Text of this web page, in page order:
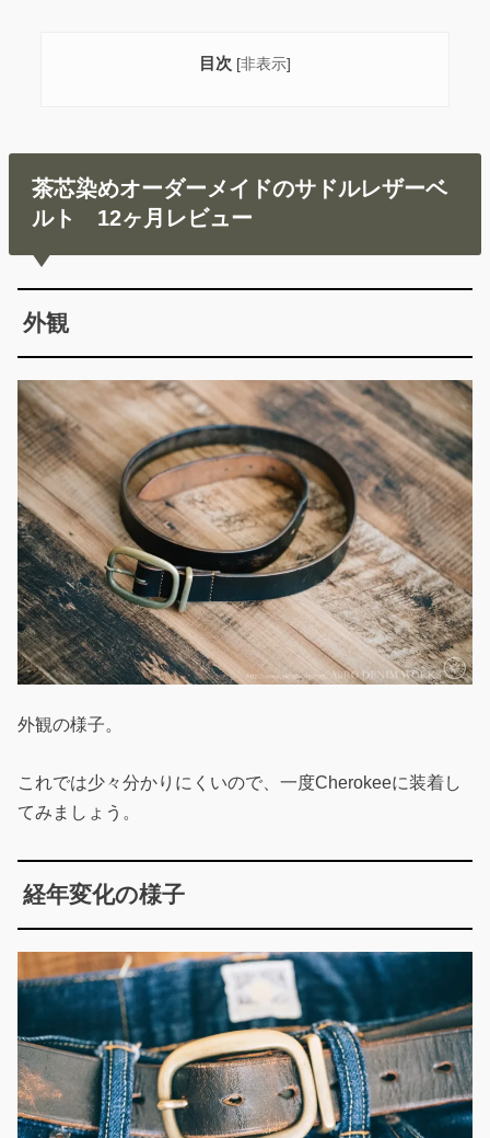
目次 [非表示]
茶芯染めオーダーメイドのサドルレザーベ
ルト 12ヶ月レビュー
外観
外観の様子。
これでは少々分かりにくいので、一度Cherokeeに装着し
てみましょう。
経年変化の様子